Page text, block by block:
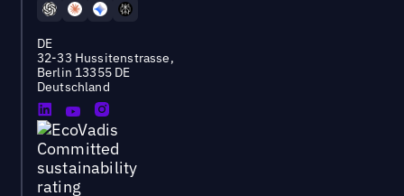
DE
32-33 Hussitenstrasse,
Berlin 13355 DE
Deutschland